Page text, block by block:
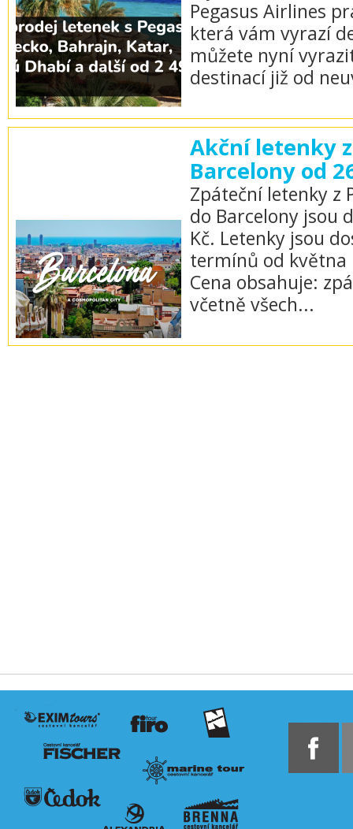
Pegasus Airlines
která vám vyrazí
můžete nyní
destinací již od
Akční letenky
Barcelony od
Zpáteční letenky z
do Barcelony jsou
Kč. Letenky jsou
termínů od
Cena obsahuje:
včetně všech...